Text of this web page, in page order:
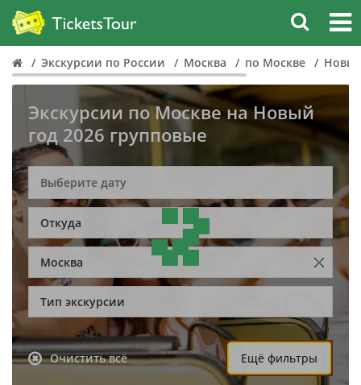
Экскурсии по России Москва по Москве
Экскурсии по Москве на Новый
год 2026 групповые
Откуда
Москва
Тип экскурсии
Очистить всё Ещё фильтры